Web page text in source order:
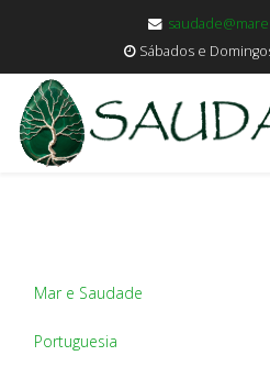
Sábados e
Mar e Saudade
Portuguesia